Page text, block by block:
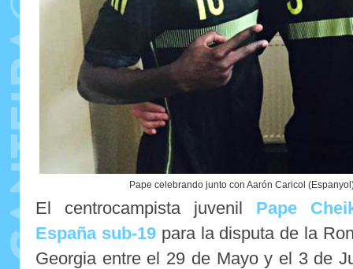
Pape celebrando junto con Aarón Caricol
El centrocampista juvenil Pape
España sub-19para la disputa de la
Georgia entre el 29 de Mayo y el 3 de